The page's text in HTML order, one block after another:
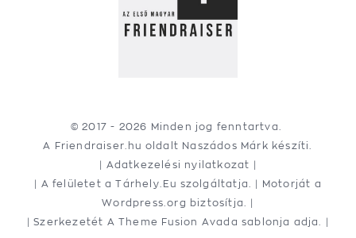
© 2017 - 2026 Minden jog fenntartva.
A Friendraiser.hu oldalt Naszádos Márk készíti.
| Adatkezelési nyilatkozat |
| A felületet aTárhely.Eu szolgáltatja. | Motorját a
Wordpress.org
biztosítja. |
| Szerkezetét ATheme Fusion Avada sablonja adja. |